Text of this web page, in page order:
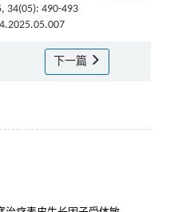
34(05): 490-493
下一篇